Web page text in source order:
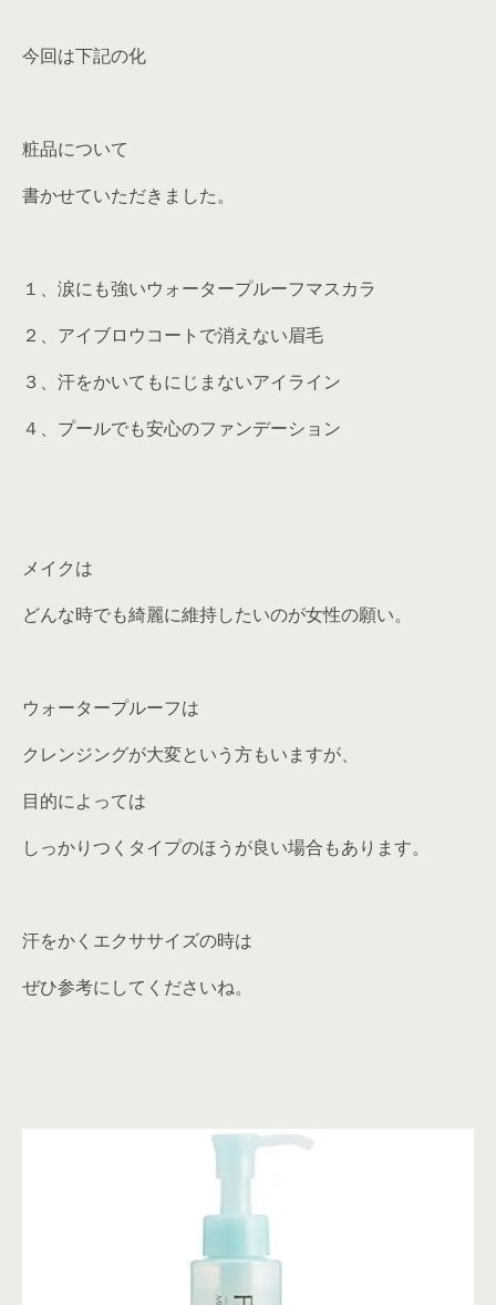
今回は下記の化
粧品について
書かせていただきました。
１、涙にも強いウォータープルーフマスカラ
２、アイブロウコートで消えない眉毛
３、汗をかいてもにじまないアイライン
４、プールでも安心のファンデーション
メイクは
どんな時でも綺麗に維持したいのが女性の願い。
ウォータープルーフは
クレンジングが大変という方もいますが、
目的によっては
しっかりつくタイプのほうが良い場合もあります。
汗をかくエクササイズの時は
ぜひ参考にしてくださいね。